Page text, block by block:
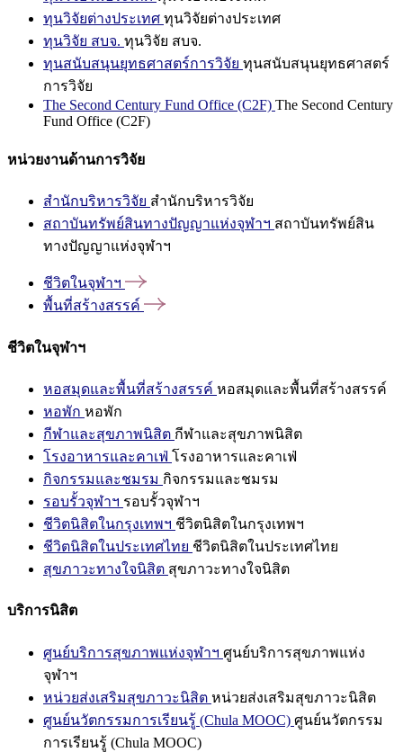
ทุนวิจัยต่างประเทศ ทุนวิจัยต่างประเทศ
ทุนวิจัย สบจ. ทุนวิจัย สบจ.
ทุนสนับสนุนยุทธศาสตร์การวิจัย ทุนสนับสนุนยุทธศาสตร์
การวิจัย
The Second Century Fund Office (C2F) The Second Century
Fund Office (C2F)
หน่วยงานด้านการวิจัย
สำนักบริหารวิจัย สำนักบริหารวิจัย
สถาบันทรัพย์สินทางปัญญาแห่งจุฬาฯ สถาบันทรัพย์สิน
ทางปัญญาแห่งจุฬาฯ
ชีวิตในจุฬาฯ
พื้นที่สร้างสรรค์
ชีวิตในจุฬาฯ
หอสมุดและพื้นที่สร้างสรรค์ หอสมุดและพื้นที่สร้างสรรค์
หอพัก หอพัก
กีฬาและสุขภาพนิสิต กีฬาและสุขภาพนิสิต
โรงอาหารและคาเฟ่ โรงอาหารและคาเฟ่
กิจกรรมและชมรม กิจกรรมและชมรม
รอบรั้วจุฬาฯ รอบรั้วจุฬาฯ
ชีวิตนิสิตในกรุงเทพฯ ชีวิตนิสิตในกรุงเทพฯ
ชีวิตนิสิตในประเทศไทย ชีวิตนิสิตในประเทศไทย
สุขภาวะทางใจนิสิต สุขภาวะทางใจนิสิต
บริการนิสิต
ศูนย์บริการสุขภาพแห่งจุฬาฯ ศูนย์บริการสุขภาพแห่ง
จุฬาฯ
หน่วยส่งเสริมสุขภาวะนิสิต หน่วยส่งเสริมสุขภาวะนิสิต
ศูนย์นวัตกรรมการเรียนรู้ (Chula MOOC) ศูนย์นวัตกรรม
การเรียนรู้ (Chula MOOC)